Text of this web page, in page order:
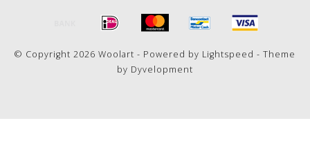
© Copyright 2026 Woolart - Powered by Lightspeed - Theme
by Dyvelopment